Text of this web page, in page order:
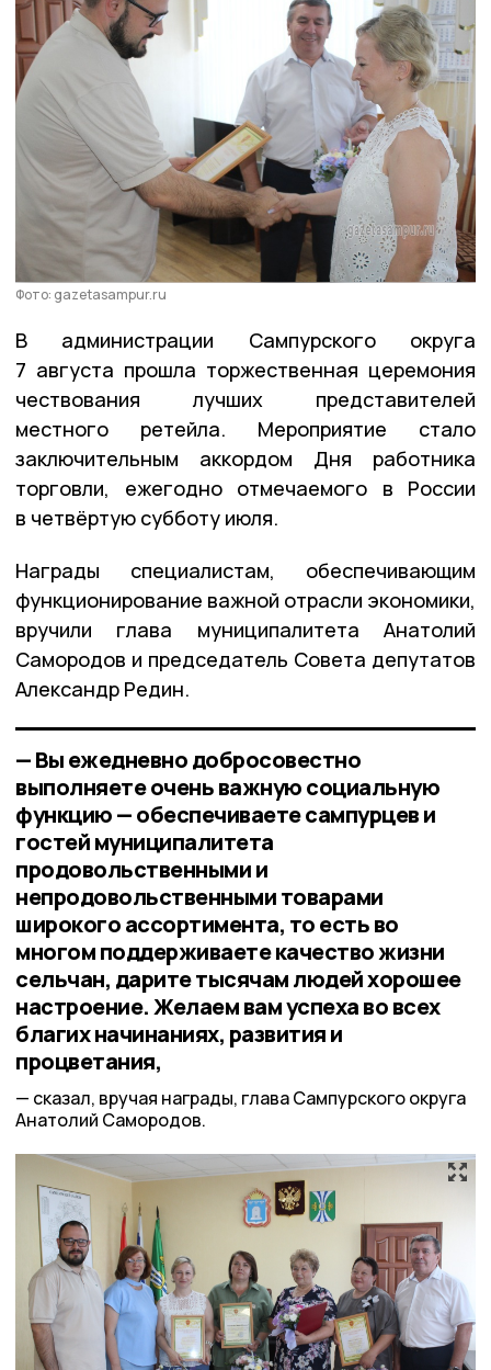
Фото: gazetasampur.ru
В администрации Сампурского округа
7 августа прошла торжественная церемония
чествования лучших представителей
местного ретейла. Мероприятие стало
заключительным аккордом Дня работника
торговли, ежегодно отмечаемого в России
в четвёртую субботу июля.
Награды специалистам, обеспечивающим
функционирование важной отрасли экономики,
вручили глава муниципалитета Анатолий
Самородов и председатель Совета депутатов
Александр Редин.
— Вы ежедневно добросовестно
выполняете очень важную социальную
функцию — обеспечиваете сампурцев и
гостей муниципалитета
продовольственными и
непродовольственными товарами
широкого ассортимента, то есть во
многом поддерживаете качество жизни
сельчан, дарите тысячам людей хорошее
настроение. Желаем вам успеха во всех
благих начинаниях, развития и
процветания,
сказал, вручая награды, глава Сампурского округа
Анатолий Самородов.